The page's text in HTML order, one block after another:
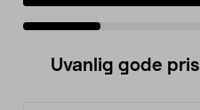
Uvanlig gode